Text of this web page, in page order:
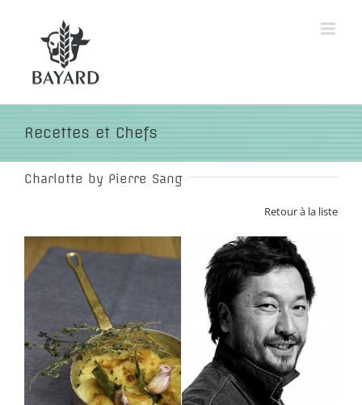
Recettes et Chefs
Charlotte by Pierre Sang
Retour à la liste